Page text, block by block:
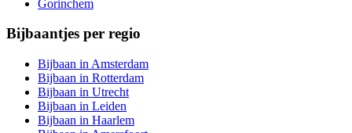
Gorinchem
Bijbaantjes per regio
Bijbaan in Amsterdam
Bijbaan in Rotterdam
Bijbaan in Utrecht
Bijbaan in Leiden
Bijbaan in Haarlem